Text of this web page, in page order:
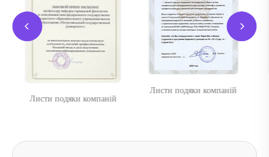
компаній
Листи подяки компаній Листи подяки